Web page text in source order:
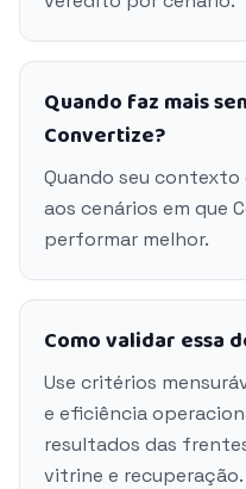
Quando faz mais
Convertize?
Quando seu
aos cenários em que
performar melhor.
Como validar essa
Use critérios
e eficiência
resultados das
vitrine e recuperação.